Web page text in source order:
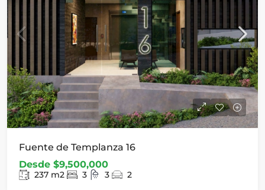
Fuente de Templanza 16
Desde $9,500,000
237 m2 3 3 2